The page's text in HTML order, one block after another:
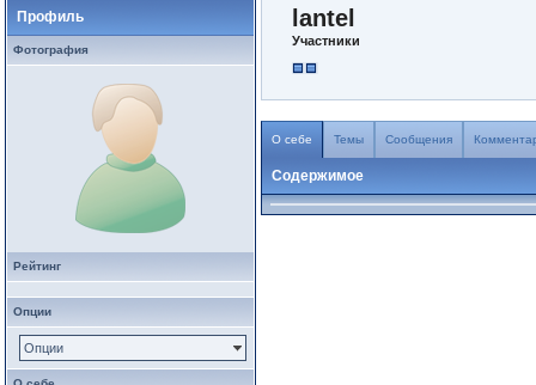
Профиль
Фотография
Рейтинг
Опции
Опции
lantel
Участники
О себе Темы Сообщения
Содержимое